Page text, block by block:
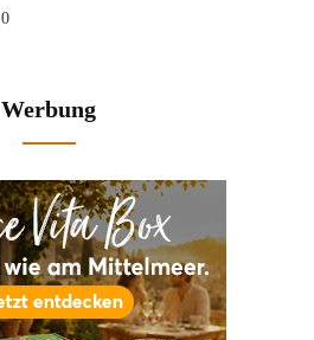
0
Werbung